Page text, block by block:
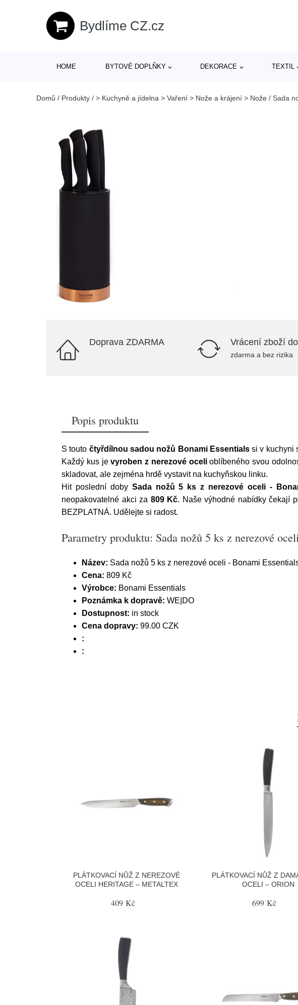
Bydlíme CZ.cz
HOME BYTOVÉ DOPLŇKY DEKORACE TEXTIL
Domů / Produkty / > Kuchyně a jídelna > Vaření > Nože a krájení > Nože / Sada
Doprava ZDARMA Vrácení zboží
zdarma a bez rizika
Popis produktu
S touto čtyřdílnou sadou nožů Bonami Essentialssi v kuchyni
Každý kus jevyroben z nerezové ocelioblíbeného svou
skladovat, ale zejména hrdě vystavit na kuchyňskou linku.
Hit poslední doby Sada nožů 5 ks z nerezové oceli -
neopakovatelné akci za 809 Kč. Naše výhodné nabídky čekají
BEZPLATNÁ. Udělejte si radost.
Parametry produktu: Sada nožů 5 ks z nerezové
Název: Sada nožů 5 ks z nerezové oceli - Bonami
Cena: 809 Kč
Výrobce: Bonami Essentials
Poznámka k dopravě: WE|DO
Dostupnost: in stock
Cena dopravy: 99.00 CZK
:
:
PLÁTKOVACÍ NŮŽ Z NEREZOVÉ
OCELI HERITAGE – METALTEX
409 Kč
PLÁTKOVACÍ NŮŽ Z
OCELI – ORION
699 Kč